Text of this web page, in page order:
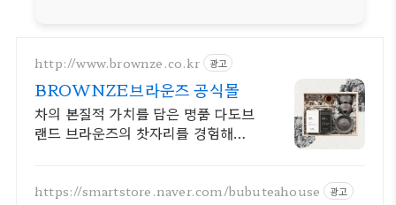
http://www.brownze.co.kr 광고
BROWNZE브라운즈 공식몰
차의 본질적 가치를 담은 명품 다도브
랜드 브라운즈의 찻자리를 경험해보
https://smartstore.naver.com/bubuteahouse 광고